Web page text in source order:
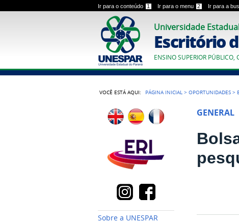
Ir para o conteúdo 1 Ir para o menu 2 Ir para a
Universidade
Escritório
ENSINO SUPERIOR
VOCÊ ESTÁ AQUI: PÁGINA INICIAL >OPORTUNIDADES >
Sobre a UNESPAR
GENERAL